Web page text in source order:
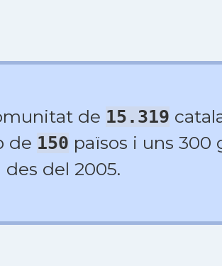
de 15.319
de 150 països i uns 300
des del 2005.